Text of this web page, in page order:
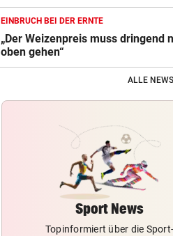
EINBRUCH BEI DER ERNTE
„Der Weizenpreis muss dringend
oben gehen“
ALLE
Sport News
Topinformiert über die